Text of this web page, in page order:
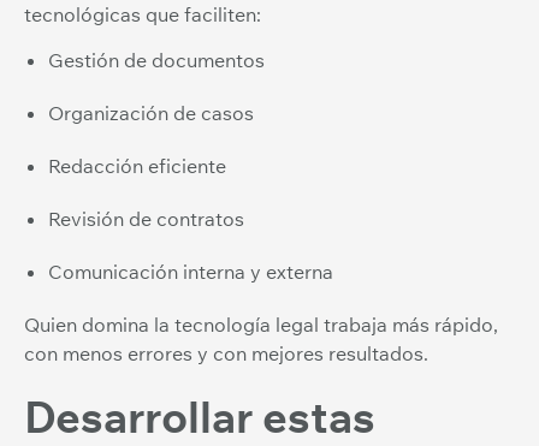
tecnológicas que faciliten:
Gestión de documentos
Organización de casos
Redacción eficiente
Revisión de contratos
Comunicación interna y externa
Quien domina la tecnología legal trabaja más rápido,
con menos errores y con mejores resultados.
Desarrollar estas